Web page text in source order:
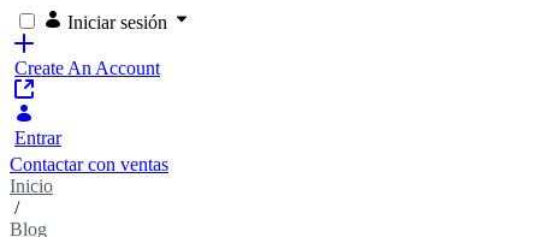
Iniciar sesión
Create An Account
Entrar
Contactar con ventas
Inicio
/
Blog